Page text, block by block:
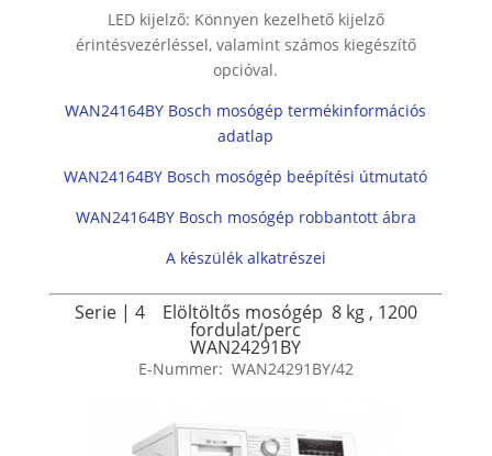
LED kijelző: Könnyen kezelhető kijelző
érintésvezérléssel, valamint számos kiegészítő
opcióval.
WAN24164BY Bosch mosógép termékinformációs
adatlap
WAN24164BY Bosch mosógép beépítési útmutató
WAN24164BY Bosch mosógép robbantott ábra
A készülék alkatrészei
Serie | 4 Elöltöltős mosógép 8 kg , 1200
fordulat/perc
WAN24291BY
E-Nummer: WAN24291BY/42